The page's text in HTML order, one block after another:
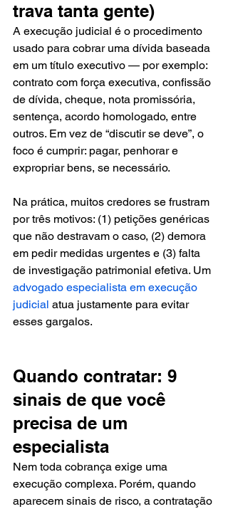
trava tanta gente)
A execução judicial é o procedimento
usado para cobrar uma dívida baseada
em um título executivo — por exemplo:
contrato com força executiva, confissão
de dívida, cheque, nota promissória,
sentença, acordo homologado, entre
outros. Em vez de “discutir se deve”, o
foco é cumprir: pagar, penhorar e
expropriar bens, se necessário.
Na prática, muitos credores se frustram
por três motivos: (1) petições genéricas
que não destravam o caso, (2) demora
em pedir medidas urgentes e (3) falta
de investigação patrimonial efetiva. Um
advogado especialista em execução
judicial atua justamente para evitar
esses gargalos.
Quando contratar: 9
sinais de que você
precisa de um
especialista
Nem toda cobrança exige uma
execução complexa. Porém, quando
aparecem sinais de risco, a contratação